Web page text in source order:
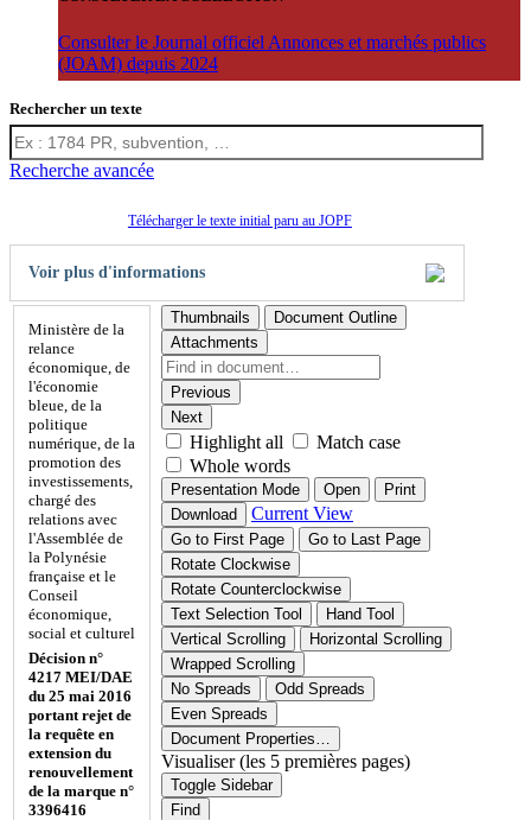
Consulter le Journal officiel Annonces et marchés publics
(JOAM) depuis 2024
Rechercher un texte
Recherche avancée
Télécharger le texte initial paru au JOPF
Voir plus d'informations
Ministère de la
relance
économique, de
l'économie
bleue, de la
politique
numérique, de la
promotion des
investissements,
chargé des
relations avec
l'Assemblée de
la Polynésie
française et le
Conseil
économique,
social et culturel
Décision n°
4217 MEI/DAE
du 25 mai 2016
portant rejet de
la requête en
extension du
renouvellement
de la marque n°
3396416
Thumbnails
Document Outline
Attachments
Previous
Next
Highlight all
Match case
Whole words
Presentation Mode Open
Print
Download
Current View
Go to First Page
Go to Last Page
Rotate Clockwise
Rotate Counterclockwise
Text Selection Tool
Hand Tool
Vertical Scrolling
Horizontal Scrolling
Wrapped Scrolling
No Spreads
Odd Spreads
Even Spreads
Document Properties…
Visualiser (les 5 premières pages)
Toggle Sidebar
Find